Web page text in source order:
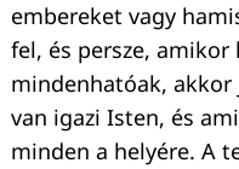
embereket vagy
fel, és persze,
mindenhatóak, akkor
van igazi Isten, és
minden a helyére. A